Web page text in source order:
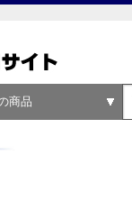
商品